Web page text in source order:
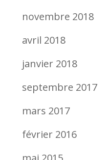
novembre 2018
avril 2018
janvier 2018
septembre 2017
mars 2017
février 2016